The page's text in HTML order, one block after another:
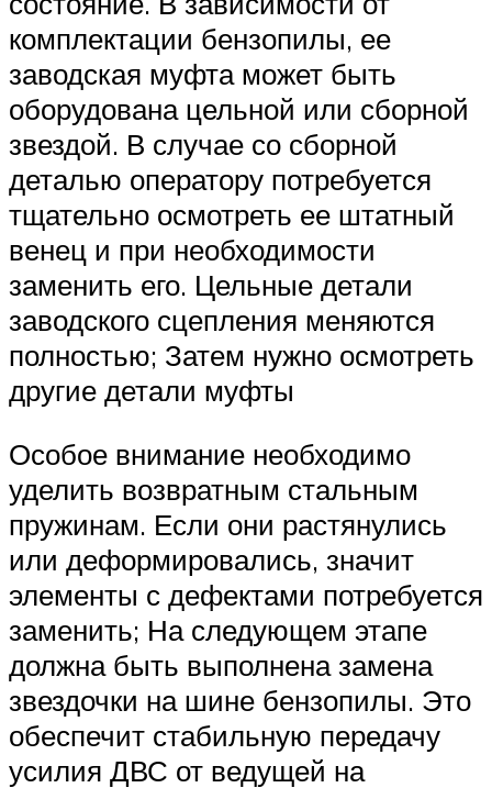
комплектации бензопилы, ее
заводская муфта может быть
оборудована цельной или сборной
звездой. В случае со сборной
деталью оператору потребуется
тщательно осмотреть ее штатный
венец и при необходимости
заменить его. Цельные детали
заводского сцепления меняются
полностью; Затем нужно осмотреть
другие детали муфты
Особое внимание необходимо
уделить возвратным стальным
пружинам. Если они растянулись
или деформировались, значит
элементы с дефектами потребуется
заменить; На следующем этапе
должна быть выполнена замена
звездочки на шине бензопилы. Это
обеспечит стабильную передачу
усилия ДВС от ведущей на